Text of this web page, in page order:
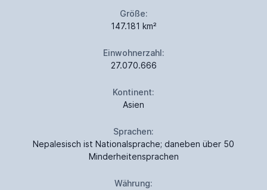
Größe:
147.181 km²
Einwohnerzahl:
27.070.666
Kontinent:
Asien
Sprachen:
Nepalesisch ist Nationalsprache; daneben über 50
Minderheitensprachen
Währung: